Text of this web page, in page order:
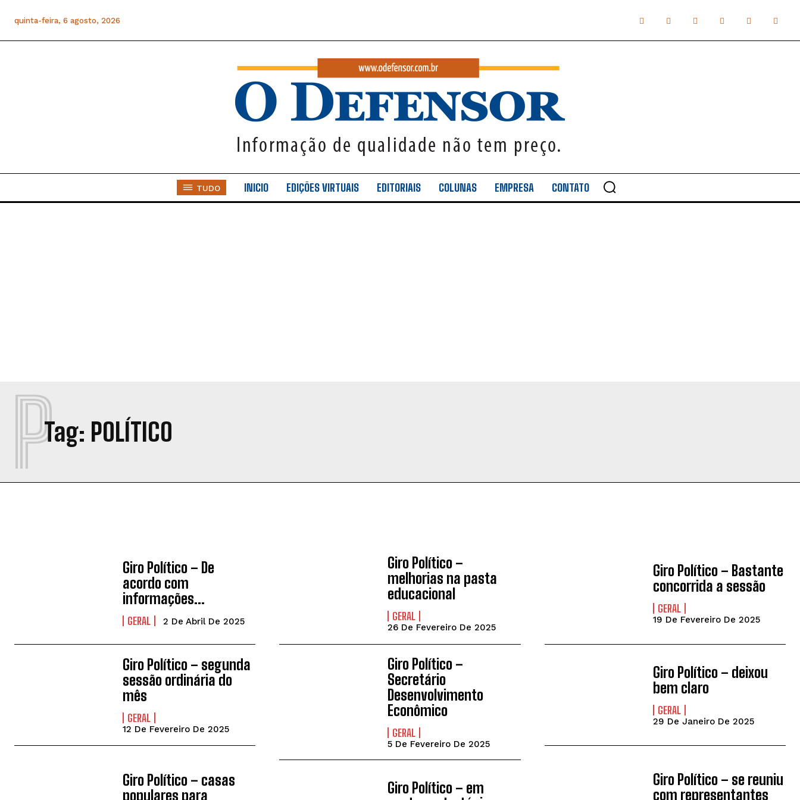
quinta-feira, 6 agosto, 2026
TUDO INICIO EDIÇÕES VIRTUAIS EDITORIAIS COLUNAS EMPRESA CONTATO
Tag: POLÍTICO
P
Giro Político – De
acordo com
informações…
GERAL 2 De Abril De 2025
Giro Político –
melhorias na pasta
educacional
GERAL
26 De Fevereiro De 2025
Giro Político – Bastante
concorrida a sessão
GERAL
19 De Fevereiro De 2025
Giro Político – segunda
sessão ordinária do
mês
GERAL
12 De Fevereiro De 2025
Giro Político –
Secretário
Desenvolvimento
Econômico
GERAL
5 De Fevereiro De 2025
Giro Político – deixou
bem claro
GERAL
29 De Janeiro De 2025
Giro Político – casas
populares para
Giro Político – em
Giro Político – se reuniu
com representantes